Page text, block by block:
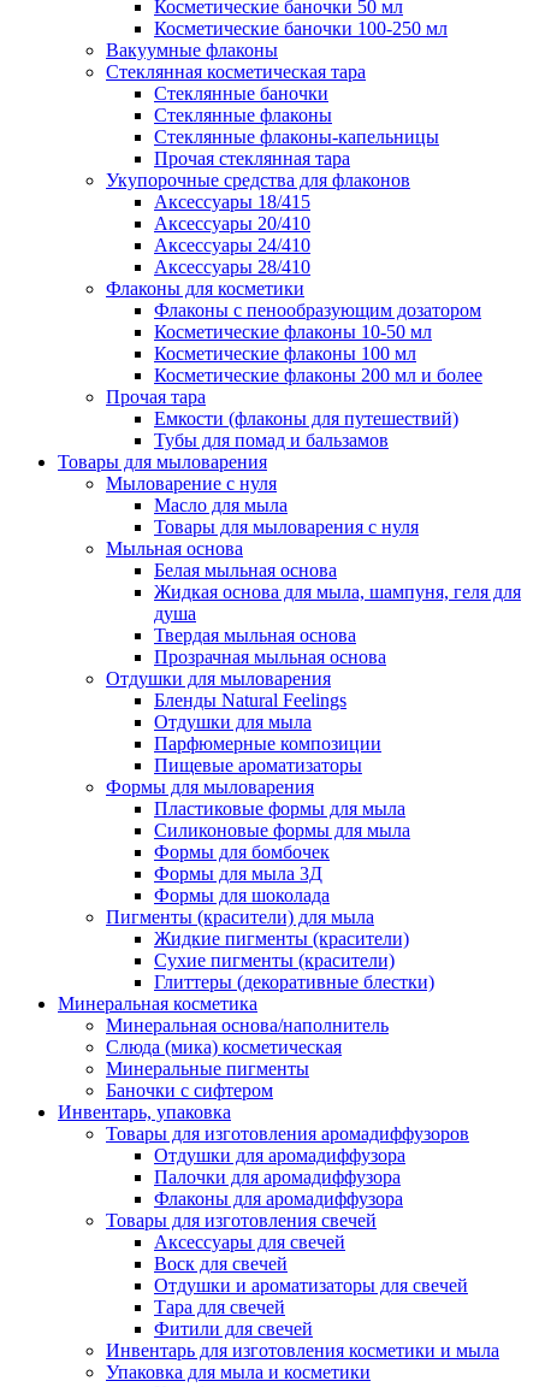
Косметические баночки 50 мл
Косметические баночки 100-250 мл
Вакуумные флаконы
Стеклянная косметическая тара
Стеклянные баночки
Стеклянные флаконы
Стеклянные флаконы-капельницы
Прочая стеклянная тара
Укупорочные средства для флаконов
Аксессуары 18/415
Аксессуары 20/410
Аксессуары 24/410
Аксессуары 28/410
Флаконы для косметики
Флаконы с пенообразующим дозатором
Косметические флаконы 10-50 мл
Косметические флаконы 100 мл
Косметические флаконы 200 мл и более
Прочая тара
Емкости (флаконы для путешествий)
Тубы для помад и бальзамов
Товары для мыловарения
Мыловарение с нуля
Масло для мыла
Товары для мыловарения с нуля
Мыльная основа
Белая мыльная основа
Жидкая основа для мыла, шампуня, геля для
душа
Твердая мыльная основа
Прозрачная мыльная основа
Отдушки для мыловарения
Бленды Natural Feelings
Отдушки для мыла
Парфюмерные композиции
Пищевые ароматизаторы
Формы для мыловарения
Пластиковые формы для мыла
Силиконовые формы для мыла
Формы для бомбочек
Формы для мыла 3Д
Формы для шоколада
Пигменты (красители) для мыла
Жидкие пигменты (красители)
Сухие пигменты (красители)
Глиттеры (декоративные блестки)
Минеральная косметика
Минеральная основа/наполнитель
Слюда (мика) косметическая
Минеральные пигменты
Баночки с сифтером
Инвентарь, упаковка
Товары для изготовления аромадиффузоров
Отдушки для аромадиффузора
Палочки для аромадиффузора
Флаконы для аромадиффузора
Товары для изготовления свечей
Аксессуары для свечей
Воск для свечей
Отдушки и ароматизаторы для свечей
Тара для свечей
Фитили для свечей
Инвентарь для изготовления косметики и мыла
Упаковка для мыла и косметики